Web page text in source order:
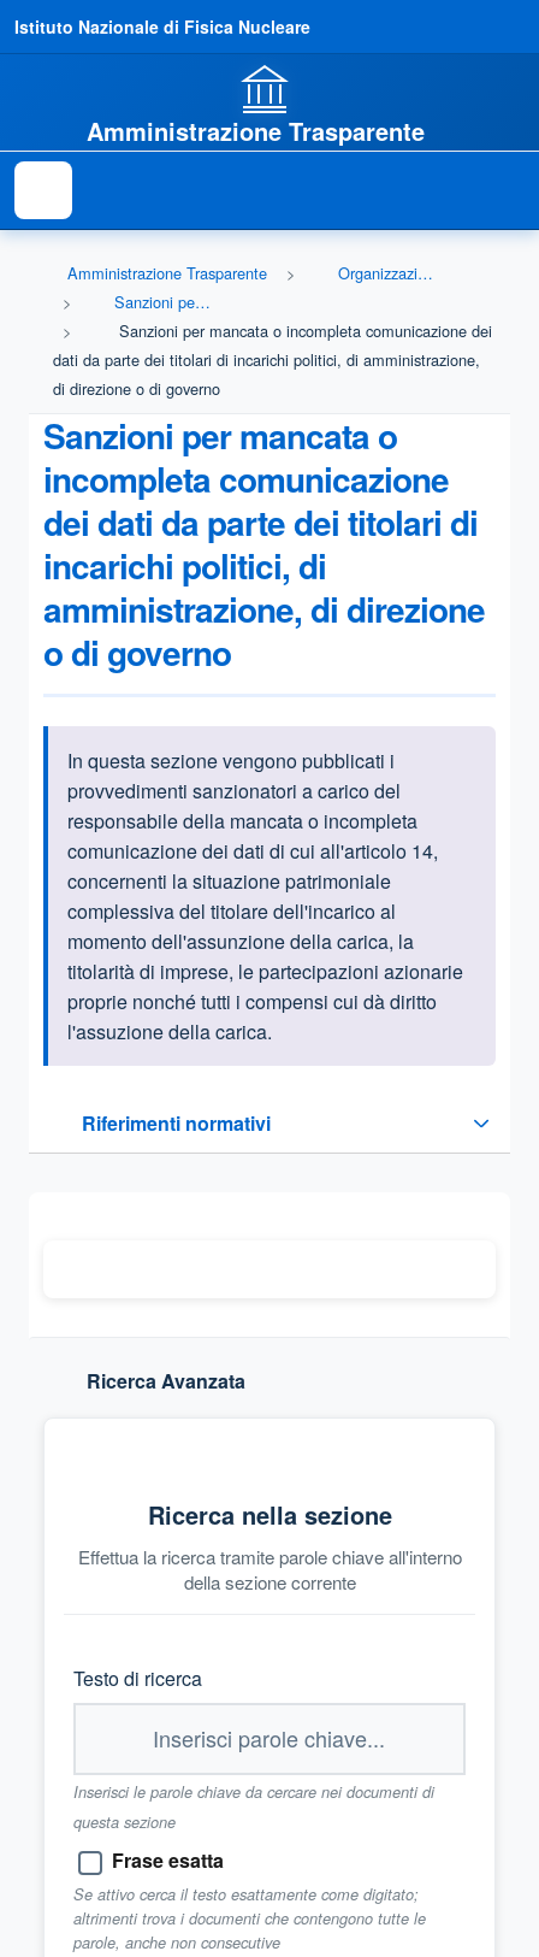
Istituto Nazionale di Fisica Nucleare
Amministrazione Trasparente
Amministrazione Trasparente
Organizzazione
Sanzioni per mancata comunicazione dei dati
Sanzioni per mancata o incompleta comunicazione dei
dati da parte dei titolari di incarichi politici, di amministrazione,
di direzione o di governo
Sanzioni per mancata o
incompleta comunicazione
dei dati da parte dei titolari di
incarichi politici, di
amministrazione, di direzione
o di governo
Informazioni introduttive
In questa sezione vengono pubblicati i
provvedimenti sanzionatori a carico del
responsabile della mancata o incompleta
comunicazione dei dati di cui all'articolo 14,
concernenti la situazione patrimoniale
complessiva del titolare dell'incarico al
momento dell'assunzione della carica, la
titolarità di imprese, le partecipazioni azionarie
proprie nonché tutti i compensi cui dà diritto
l'assuzione della carica.
Riferimenti normativi
Sezione compressa
Ricerca Avanzata
Ricerca nella sezione
Effettua la ricerca tramite parole chiave all'interno
della sezione corrente
Testo di ricerca
Inserisci le parole chiave da cercare nei documenti di
questa sezione
Frase esatta
Se attivo cerca il testo esattamente come digitato;
altrimenti trova i documenti che contengono tutte le
parole, anche non consecutive